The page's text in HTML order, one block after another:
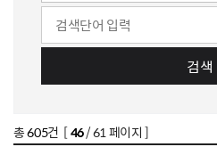
검색
총605건 [46/ 61 페이지 ]